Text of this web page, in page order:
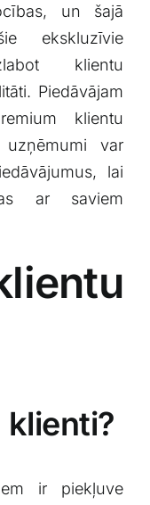
⁤un šajā⁢
ekskluzīvie
klientu​
​Piedāvājam
klientu
var
lai
​ar⁤ saviem
klienti?
ir piekļuve